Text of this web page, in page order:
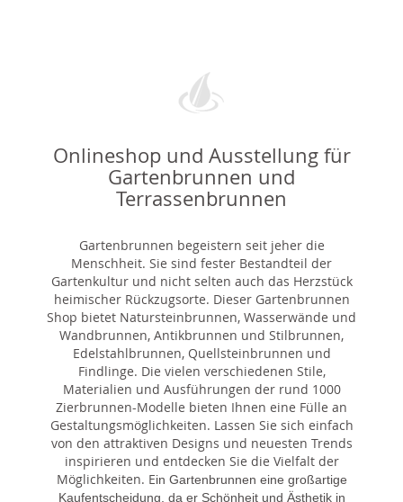
Onlineshop und Ausstellung für
Gartenbrunnen und
Terrassenbrunnen
Gartenbrunnen begeistern seit jeher die
Menschheit. Sie sind fester Bestandteil der
Gartenkultur und nicht selten auch das Herzstück
heimischer Rückzugsorte. Dieser Gartenbrunnen
Shop bietet Natursteinbrunnen, Wasserwände und
Wandbrunnen, Antikbrunnen und Stilbrunnen,
Edelstahlbrunnen, Quellsteinbrunnen und
Findlinge. Die vielen verschiedenen Stile,
Materialien und Ausführungen der rund 1000
Zierbrunnen-Modelle bieten Ihnen eine Fülle an
Gestaltungsmöglichkeiten. Lassen Sie sich einfach
von den attraktiven Designs und neuesten Trends
inspirieren und entdecken Sie die Vielfalt der
Möglichkeiten. Ein Gartenbrunnen eine großartige
Kaufentscheidung, da er Schönheit und Ästhetik in